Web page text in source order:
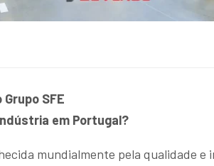
SFE
em Portugal?
mundialmente pela qualidade e